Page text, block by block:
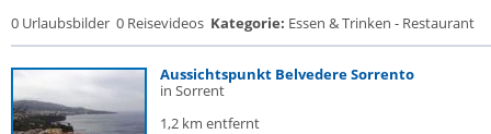
0 Urlaubsbilder 0 Reisevideos Kategorie: Essen & Trinken - Restaurant
Aussichtspunkt Belvedere Sorrento
in Sorrent
1,2 km entfernt